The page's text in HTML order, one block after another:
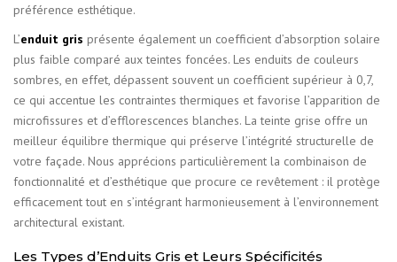
préférence esthétique.
L’enduit gris présente également un coefficient d’absorption solaire
plus faible comparé aux teintes foncées. Les enduits de couleurs
sombres, en effet, dépassent souvent un coefficient supérieur à 0,7,
ce qui accentue les contraintes thermiques et favorise l’apparition de
microfissures et d’efflorescences blanches. La teinte grise offre un
meilleur équilibre thermique qui préserve l’intégrité structurelle de
votre façade. Nous apprécions particulièrement la combinaison de
fonctionnalité et d’esthétique que procure ce revêtement : il protège
efficacement tout en s’intégrant harmonieusement à l’environnement
architectural existant.
Les Types d’Enduits Gris et Leurs Spécificités